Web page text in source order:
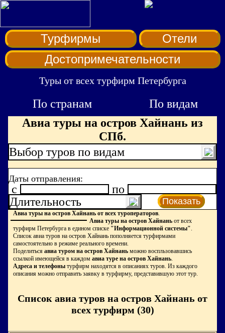
Турфирмы
Отели
Достопримечательности
Туры от всех турфирм Петербурга
По странам
По видам
Авиа туры на остров Хайнань из
СПб.
Выбор туров по видам
Даты отправления:
c
по
Длительность
Показать
Авиа туры на остров Хайнань от всех туроператоров.
Авиа туры на остров Хайнань от всех
турфирм Петербурга в едином списке "Информационной системы".
Список авиа туров на остров Хайнань пополняется турфирмами
самостоятельно в режиме реального времени.
Поделиться авиа туром на остров Хайнань можно воспльзовавшись
ссылкой имеющейся в каждом авиа туре на остров Хайнань.
Адреса и телефоны турфирм находятся в описаниях туров. Из каждого
описания можно отправить заявку в турфирму, представившую этот тур.
Список авиа туров на остров Хайнань от
всех турфирм (30)